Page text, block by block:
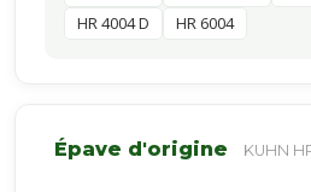
HR 4004 D
HR 6004
Épave d'origine